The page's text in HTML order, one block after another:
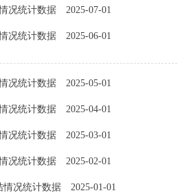
在线访谈 图说互动
十六区概览 人文北京
况统计数据 2025-07-01
况统计数据 2025-06-01
况统计数据 2025-05-01
况统计数据 2025-04-01
况统计数据 2025-03-01
况统计数据 2025-02-01
情况统计数据 2025-01-01